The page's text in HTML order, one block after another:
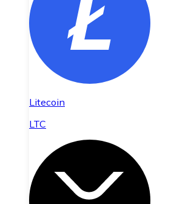
Litecoin
LTC